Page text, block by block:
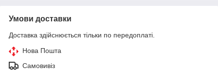
Умови доставки
Доставка здійснюється тільки по передоплаті.
Нова Пошта
Самовивіз